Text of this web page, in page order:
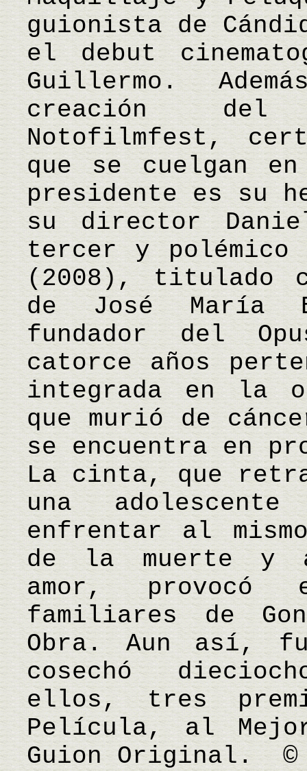
guionista de
el debut
Guillermo.
creación del
Notofilmfest,
que se cuelgan
presidente es su
su director
tercer y polémico
(2008), titulado
de José María
fundador del
catorce años
integrada en la
que murió de
se encuentra en
La cinta, que
una
enfrentar al
de la muerte y
amor,
familiares de
Obra. Aun así,
cosechó
ellos, tres
Película, al
Guion Original. ©